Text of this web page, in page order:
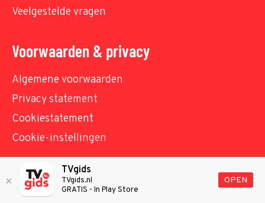
Veelgestelde vragen
Voorwaarden & privacy
Algemene voorwaarden
Privacy statement
Cookiestatement
Cookie-instellingen
© TVgids.nl 2026 - All rights reserved. No text and
datamining.
TVgids
TVgids.nl
GRATIS - In Play Store
OPEN